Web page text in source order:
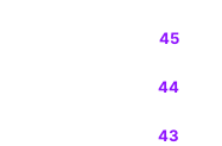
45
44
43